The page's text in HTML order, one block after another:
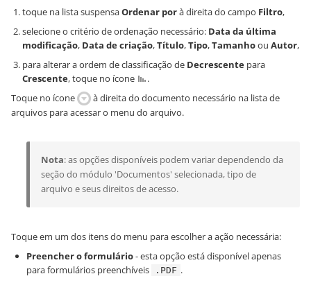
toque na lista suspensaOrdenar porà direita do campo Filtro,
selecione o critério de ordenação necessário: Data da última
modificação, Data de criação,Título,Tipo,Tamanhoou Autor,
para alterar a ordem de classificação de Decrescente para
Crescente, toque no ícone
.
Toque no ícone
à direita do documento necessário na lista de
arquivos para acessar o menu do arquivo.
Nota: as opções disponíveis podem variar dependendo da
seção do módulo 'Documentos' selecionada, tipo de
arquivo e seus direitos de acesso.
Toque em um dos itens do menu para escolher a ação necessária:
Preencher o formulário- esta opção está disponível apenas
para formulários preenchíveis
.PDF .